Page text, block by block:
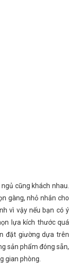
cũng khách nhau.
gàng, nhỏ nhắn cho
vì vậy nếu bạn có ý
lựa kích thước quá
đặt giường dựa trên
sản phẩm đóng sẵn,
gian phòng.